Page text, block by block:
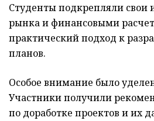
Студенты подкрепляли свои
рынка и финансовыми
практический подход к
планов.
Особое внимание было
Участники получили
по доработке проектов и их